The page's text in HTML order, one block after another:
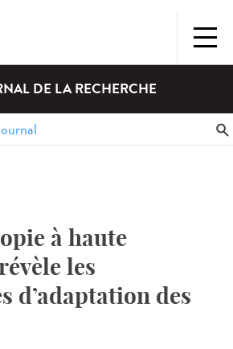
DE LA RECHERCHE
à haute
les
d’adaptation des